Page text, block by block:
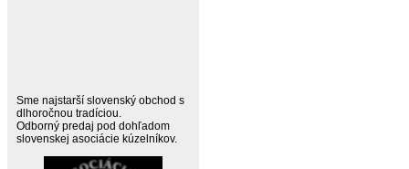
Sme najstarší slovenský obchod s
dlhoročnou tradíciou.
Odborný predaj pod dohľadom
slovenskej asociácie kúzelníkov.